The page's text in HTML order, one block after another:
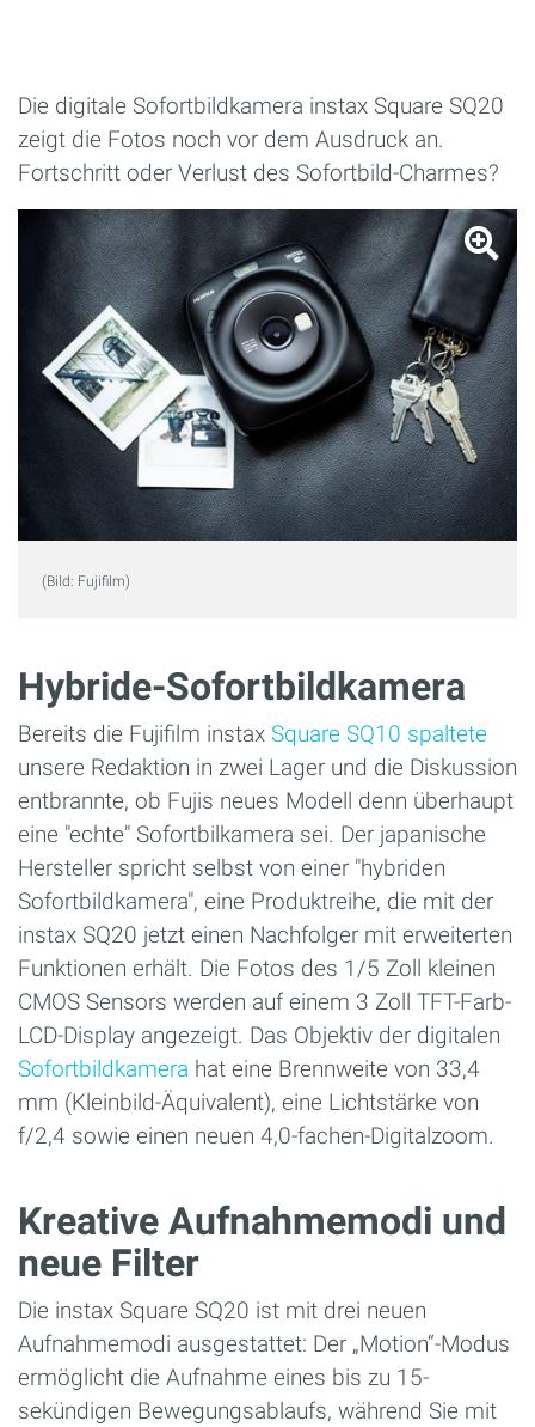
Die digitale Sofortbildkamera instax Square SQ20
zeigt die Fotos noch vor dem Ausdruck an.
Fortschritt oder Verlust des Sofortbild-Charmes?
(Bild: Fujifilm)
Hybride-Sofortbildkamera
Bereits die Fujifilm instax Square SQ10 spaltete
unsere Redaktion in zwei Lager und die Diskussion
entbrannte, ob Fujis neues Modell denn überhaupt
eine "echte" Sofortbilkamera sei. Der japanische
Hersteller spricht selbst von einer "hybriden
Sofortbildkamera", eine Produktreihe, die mit der
instax SQ20 jetzt einen Nachfolger mit erweiterten
Funktionen erhält. Die Fotos des 1/5 Zoll kleinen
CMOS Sensors werden auf einem 3 Zoll TFT-Farb-
LCD-Display angezeigt. Das Objektiv der digitalen
Sofortbildkamera hat eine Brennweite von 33,4
mm (Kleinbild-Äquivalent), eine Lichtstärke von
f/2,4 sowie einen neuen 4,0-fachen-Digitalzoom.
Kreative Aufnahmemodi und
neue Filter
Die instax Square SQ20 ist mit drei neuen
Aufnahmemodi ausgestattet: Der „Motion“-Modus
ermöglicht die Aufnahme eines bis zu 15-
sekündigen Bewegungsablaufs, während Sie mit